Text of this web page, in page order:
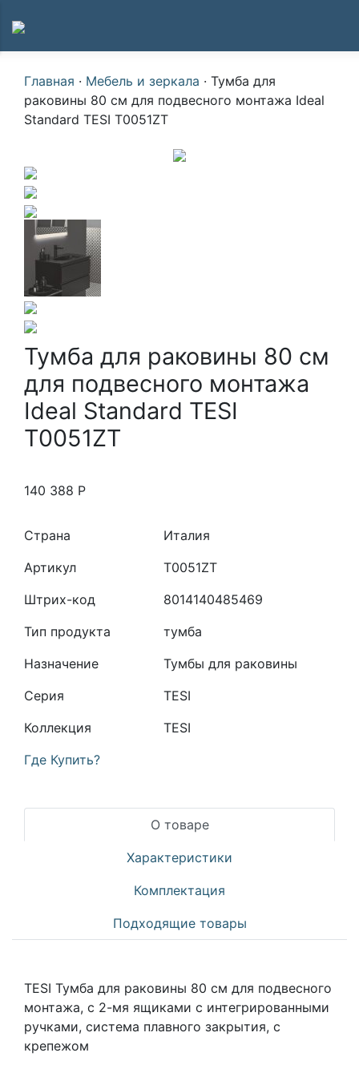
Главная · Мебель и зеркала · Тумба для
раковины 80 см для подвесного монтажа Ideal
Standard TESI T0051ZT
Тумба для раковины 80 см
для подвесного монтажа
Ideal Standard TESI
T0051ZT
140 388 Р
Страна
Италия
Артикул
T0051ZT
Штрих-код
8014140485469
Тип продукта
тумба
Назначение
Тумбы для раковины
Серия
TESI
Коллекция
TESI
Где Купить?
О товаре
Характеристики
Комплектация
Подходящие товары
TESI Тумба для раковины 80 см для подвесного
монтажа, с 2-мя ящиками с интегрированными
ручками, система плавного закрытия, с
крепежом